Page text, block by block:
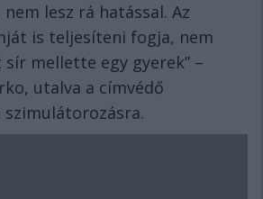
lesz rá hatással. Az
is teljesíteni fogja, nem
mellette egy gyerek” –
utalva a címvédő
szimulátorozásra.